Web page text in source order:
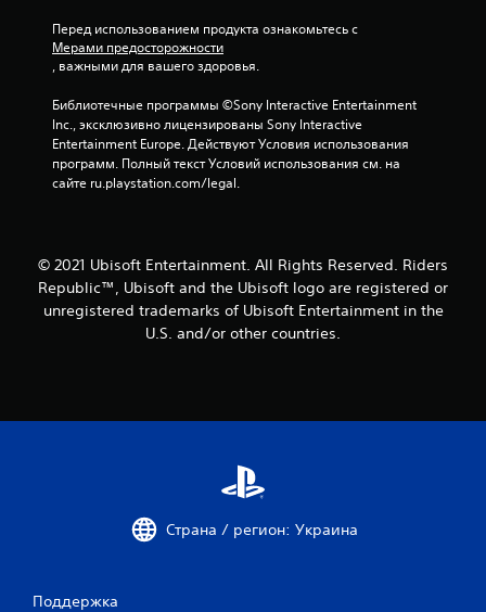
н
и
4
Перед использованием продукта ознакомьтесь с
Мерами предосторожности
, важными для вашего здоровья.
Библиотечные программы ©Sony Interactive Entertainment
Inc., эксклюзивно лицензированы Sony Interactive
Entertainment Europe. Действуют Условия использования
программ. Полный текст Условий использования см. на
сайте ru.playstation.com/legal.
© 2021 Ubisoft Entertainment. All Rights Reserved. Riders
Republic™, Ubisoft and the Ubisoft logo are registered or
unregistered trademarks of Ubisoft Entertainment in the
U.S. and/or other countries.
Страна / регион: Украина
Поддержка